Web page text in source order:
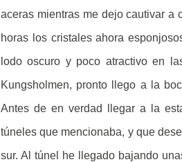
aceras mientras me dejo cautivar a
horas los cristales ahora
lodo oscuro y poco atractivo en
Kungsholmen, pronto llego a la
Antes de en verdad llegar a la
túneles que mencionaba, y que
sur. Al túnel he llegado bajando